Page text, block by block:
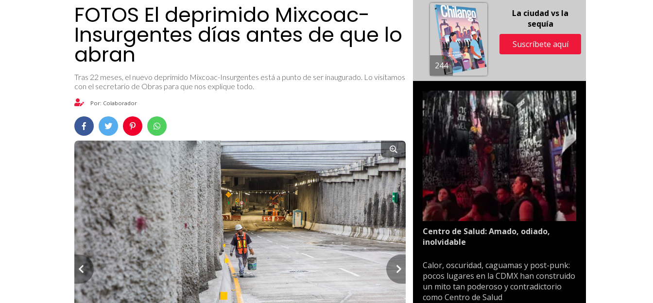
FOTOS El deprimido Mixcoac-
Insurgentes días antes de que lo
abran
Tras 22 meses, el nuevo deprimido Mixcoac-Insurgentes está a punto de ser inaugurado. Lo visitamos
con el secretario de Obras para que nos explique todo.
Por: Colaborador
244
La ciudad vs la
sequía
Suscríbete aquí
Centro de Salud: Amado, odiado,
inolvidable
Calor, oscuridad, caguamas y post-punk:
pocos lugares en la CDMX han construido
un mito tan poderoso y contradictorio
como Centro de Salud